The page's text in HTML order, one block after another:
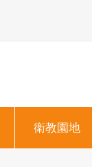
衛教園地